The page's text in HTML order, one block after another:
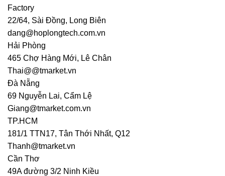
Factory
22/64, Sài Đồng, Long Biên
dang@hoplongtech.com.vn
Hải Phòng
465 Chợ Hàng Mới, Lê Chân
Thai@@tmarket.vn
Đà Nẵng
69 Nguyễn Lai, Cẩm Lệ
Giang@tmarket.com.vn
TP.HCM
181/1 TTN17, Tân Thới Nhất, Q12
Thanh@tmarket.vn
Cần Thơ
49A đường 3/2 Ninh Kiều